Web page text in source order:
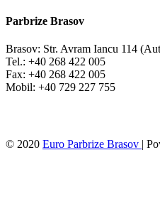
Parbrize Brasov
Brasov: Str. Avram Iancu 114
Tel.: +40 268 422 005
Fax: +40 268 422 005
Mobil: +40 729 227 755
© 2020 Euro Parbrize Brasov |